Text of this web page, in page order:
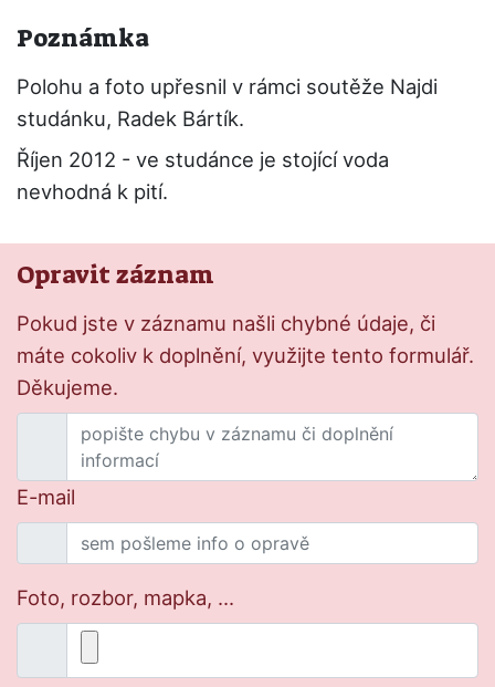
Poznámka
Polohu a foto upřesnil v rámci soutěže Najdi
studánku, Radek Bártík.
Říjen 2012 - ve studánce je stojící voda
nevhodná k pití.
Opravit záznam
Pokud jste v záznamu našli chybné údaje, či
máte cokoliv k doplnění, využijte tento formulář.
Děkujeme.
E-mail
Foto, rozbor, mapka, ...